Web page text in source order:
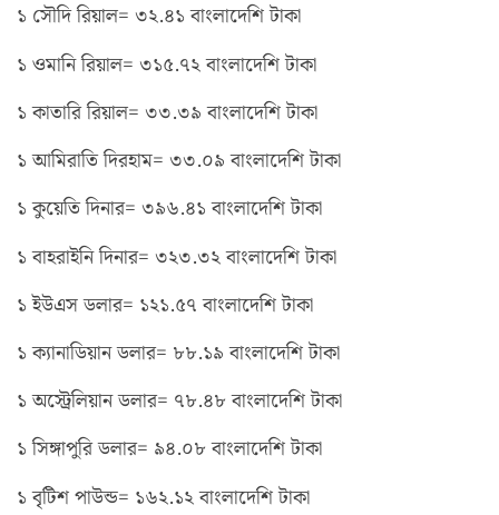
১ সৌদি রিয়াল= ৩২.৪১ বাংলাদেশি টাকা
১ ওমানি রিয়াল= ৩১৫.৭২ বাংলাদেশি টাকা
১ কাতারি রিয়াল= ৩৩.৩৯ বাংলাদেশি টাকা
১ আমিরাতি দিরহাম= ৩৩.০৯ বাংলাদেশি টাকা
১ কুয়েতি দিনার= ৩৯৬.৪১ বাংলাদেশি টাকা
১ বাহরাইনি দিনার= ৩২৩.৩২ বাংলাদেশি টাকা
১ ইউএস ডলার= ১২১.৫৭ বাংলাদেশি টাকা
১ ক্যানাডিয়ান ডলার= ৮৮.১৯ বাংলাদেশি টাকা
১ অস্ট্রেলিয়ান ডলার= ৭৮.৪৮ বাংলাদেশি টাকা
১ সিঙ্গাপুরি ডলার= ৯৪.০৮ বাংলাদেশি টাকা
১ বৃটিশ পাউন্ড= ১৬২.১২ বাংলাদেশি টাকা